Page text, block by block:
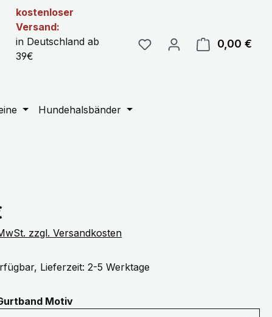
kostenloser
Versand:
in Deutschland ab
39€
0,00 €
Hundehalsbänder
zzgl. Versandkosten
Lieferzeit: 2-5 Werktage
Motivauswählen